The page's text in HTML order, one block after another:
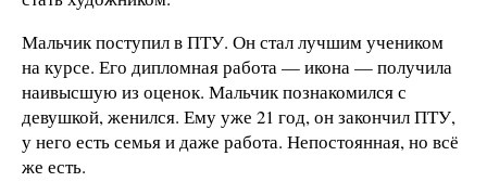
Мальчик поступил в ПТУ. Он стал лучшим учеником
на курсе. Его дипломная работа — икона — получила
наивысшую из оценок. Мальчик познакомился с
девушкой, женился. Ему уже 21 год, он закончил ПТУ,
у него есть семья и даже работа. Непостоянная, но всё
же есть.